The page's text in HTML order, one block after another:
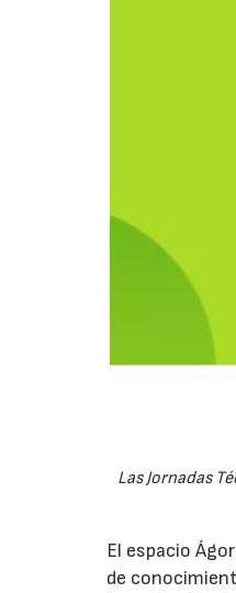
Las Jornadas
El espacio
de